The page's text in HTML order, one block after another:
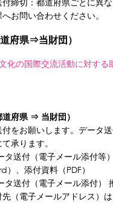
お問い合わせください。
府県⇒当財団）
化の国際交流活動に対する
府県 ⇒ 当財団）
をお願いします。データ
承ります。
タ送付（電子メール添付等
）、添付資料（PDF）
タ送付（電子メール添付）
先（電子メールアドレス）